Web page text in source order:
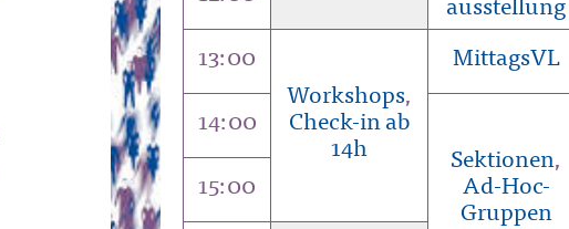
ausstellung
13:00
Workshops,
Check-in ab
14h
MittagsVL
14:00
Sektionen,
Ad-Hoc-
Gruppen
15:00